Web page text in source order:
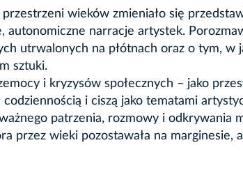
wieków zmieniało się
autonomiczne narracje artystek.
utrwalonych na płótnach oraz o tym, w
sztuki.
i kryzysów społecznych – jako
i ciszą jako tematami
patrzenia, rozmowy i odkrywania
przez wieki pozostawała na marginesie,